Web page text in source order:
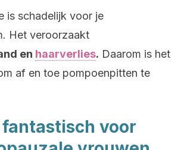
is schadelijk voor je
Het veroorzaakt
en haarverlies. Daarom is het
af en toe pompoenpitten te
voor